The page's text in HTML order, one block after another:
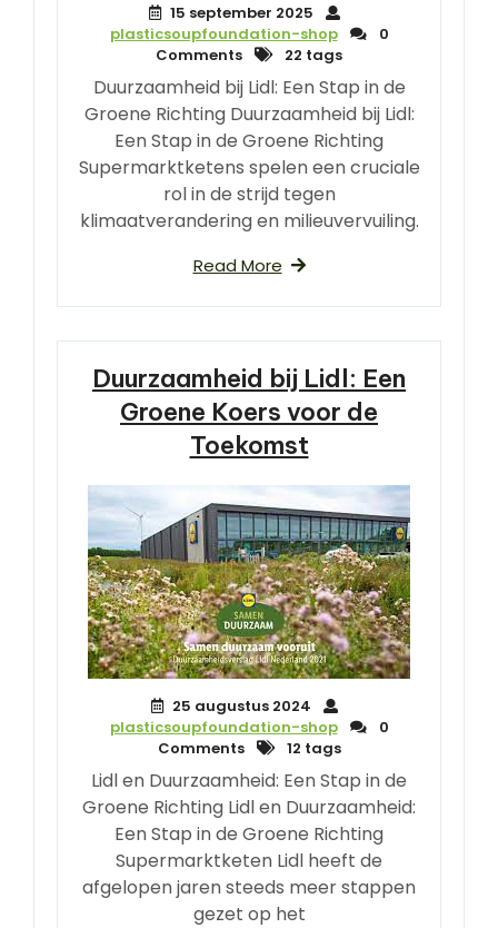
15 september 2025
plasticsoupfoundation-shop
0
Comments
22 tags
Duurzaamheid bij Lidl: Een Stap in de
Groene Richting Duurzaamheid bij Lidl:
Een Stap in de Groene Richting
Supermarktketens spelen een cruciale
rol in de strijd tegen
klimaatverandering en milieuvervuiling.
Read More
Duurzaamheid bij Lidl: Een
Groene Koers voor de
Toekomst
25 augustus 2024
plasticsoupfoundation-shop
0
Comments
12 tags
Lidl en Duurzaamheid: Een Stap in de
Groene Richting Lidl en Duurzaamheid:
Een Stap in de Groene Richting
Supermarktketen Lidl heeft de
afgelopen jaren steeds meer stappen
gezet op het